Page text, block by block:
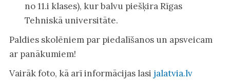
no 11.i klases), kur balvu piešķira Rīgas
Tehniskā universitāte.
Paldies skolēniem par piedalīšanos un apsveicam
ar panākumiem!
Vairāk foto, kā arī informācijas lasi jalatvia.lv